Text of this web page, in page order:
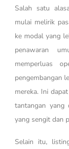
Salah satu
mulai melirik
ke modal yang
penawaran
memperluas
pengembangan
mereka. Ini
tantangan yang
yang sengit dan
Selain itu,